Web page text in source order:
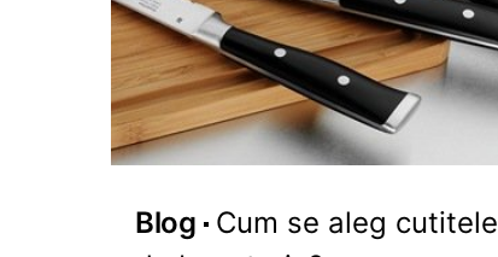
Blog
Cum se aleg cutitele